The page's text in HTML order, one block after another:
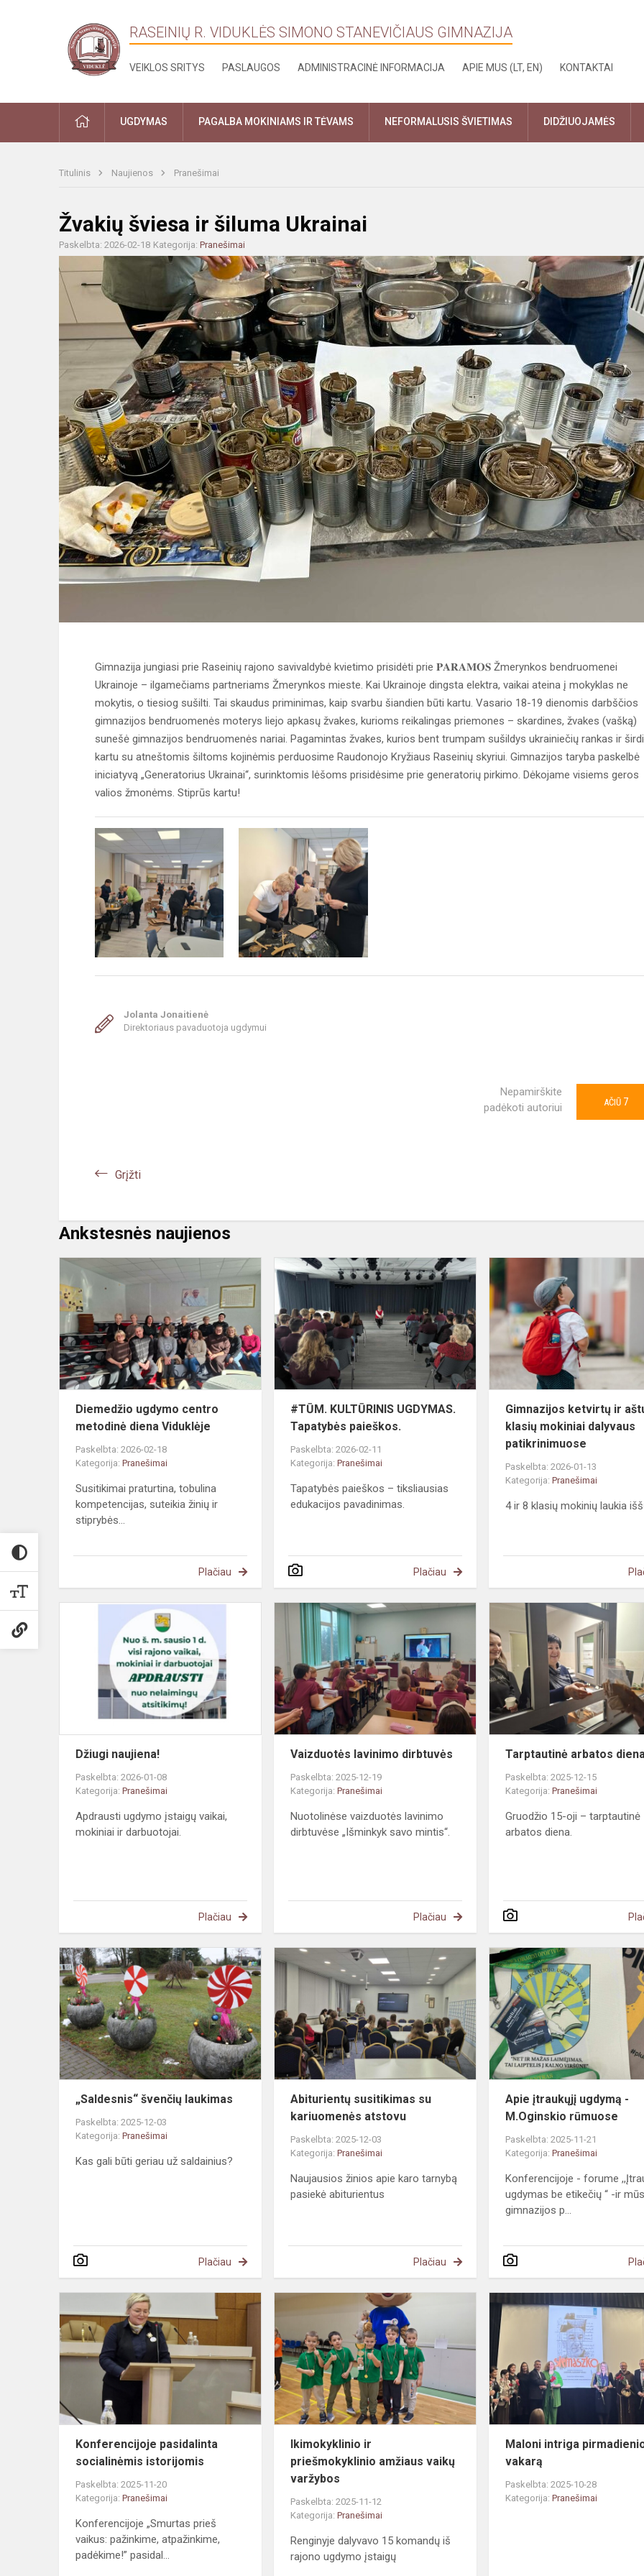
RASEINIŲ R. VIDUKLĖS SIMONO STANEVIČIAUS GIMNAZIJA
VEIKLOS SRITYS PASLAUGOS ADMINISTRACINĖ INFORMACIJA APIE MUS (LT, EN) KONTAKTAI
PRADŽIAUGDYMAS PAGALBA MOKINIAMS IR TĖVAMS NEFORMALUSIS ŠVIETIMAS DIDŽIUOJAMĖS
Titulinis Naujienos Pranešimai
Žvakių šviesa ir šiluma Ukrainai
Paskelbta: 2026-02-18 Kategorija: Pranešimai
Gimnazija jungiasi prie Raseinių rajono savivaldybė kvietimo prisidėti prie 𝐏𝐀𝐑𝐀𝐌𝐎𝐒 Žmerynkos bendruomenei
Ukrainoje – ilgamečiams partneriams Žmerynkos mieste. Kai Ukrainoje dingsta elektra, vaikai ateina į mokyklas ne
mokytis, o tiesiog sušilti. Tai skaudus priminimas, kaip svarbu šiandien būti kartu. Vasario 18-19 dienomis darbščios
gimnazijos bendruomenės moterys liejo apkasų žvakes, kurioms reikalingas priemones – skardines, žvakes (vašką)
sunešė gimnazijos bendruomenės nariai. Pagamintas žvakes, kurios bent trumpam sušildys ukrainiečių rankas ir
kartu su atneštomis šiltoms kojinėmis perduosime Raudonojo Kryžiaus Raseinių skyriui. Gimnazijos taryba paskelbė
iniciatyvą „Generatorius Ukrainai“, surinktomis lėšoms prisidėsime prie generatorių pirkimo. Dėkojame visiems geros
valios žmonėms. Stiprūs kartu!
Jolanta Jonaitienė
Direktoriaus pavaduotoja ugdymui
Nepamirškite
padėkoti autoriui
AČIŪ 7
Grįžti
Ankstesnės naujienos
Diemedžio
ugdymo
centro
metodinė
diena
Viduklėje
Diemedžio ugdymo centro
metodinė diena Viduklėje
Paskelbta: 2026-02-18
Kategorija: Pranešimai
Susitikimai praturtina, tobulina
kompetencijas, suteikia žinių ir
stiprybės...
Plačiau
#TŪM.
KULTŪRINIS
UGDYMAS.
Tapatybės
paieškos.
#TŪM. KULTŪRINIS UGDYMAS.
Tapatybės paieškos.
Paskelbta: 2026-02-11
Kategorija:Pranešimai
Tapatybės paieškos – tiksliausias
edukacijos pavadinimas.
Plačiau
Gimnazijos ketvirtų ir
klasių mokiniai dalyvaus
patikrinimuose
Paskelbta: 2026-01-13
Kategorija:Pranešimai
4 ir 8 klasių mokinių laukia
naujiena!
Džiugi naujiena!
Paskelbta: 2026-01-08
Kategorija: Pranešimai
Apdrausti ugdymo įstaigų vaikai,
mokiniai ir darbuotojai.
Plačiau
Vaizduotės
lavinimo
dirbtuvės
Vaizduotės lavinimo dirbtuvės
Paskelbta: 2025-12-19
Kategorija:Pranešimai
Nuotolinėse vaizduotės lavinimo
dirbtuvėse „Išminkyk savo mintis“.
Plačiau
Tarptautinė arbatos
Paskelbta: 2025-12-15
Kategorija:Pranešimai
Gruodžio 15-oji – tarptautinė
arbatos diena.
„Saldesnis“
švenčių
„Saldesnis“ švenčių laukimas
Paskelbta: 2025-12-03
Kategorija: Pranešimai
Kas gali būti geriau už saldainius?
Plačiau
Abiturientų
susitikimas
kariuomenės
atstovu
Abiturientų susitikimas su
kariuomenės atstovu
Paskelbta: 2025-12-03
Kategorija:Pranešimai
Naujausios žinios apie karo tarnybą
pasiekė abiturientus
Plačiau
Apie įtraukųjį ugdymą -
M.Oginskio rūmuose
Paskelbta: 2025-11-21
Kategorija:Pranešimai
Konferencijoje - forume
ugdymas be etikečių “ -ir
gimnazijos p...
Konferencijoje
socialinėmis
istorijomis
Konferencijoje pasidalinta
socialinėmis istorijomis
Paskelbta: 2025-11-20
Kategorija: Pranešimai
Konferencijoje „Smurtas prieš
vaikus: pažinkime, atpažinkime,
padėkime!” pasidal...
Ikimokyklinio
priešmokyklinio
amžiaus
vaikų
varžybos
Ikimokyklinio ir
priešmokyklinio amžiaus vaikų
varžybos
Paskelbta: 2025-11-12
Kategorija:Pranešimai
Renginyje dalyvavo 15 komandų iš
rajono ugdymo įstaigų
Maloni intriga
vakarą
Paskelbta: 2025-10-28
Kategorija:Pranešimai